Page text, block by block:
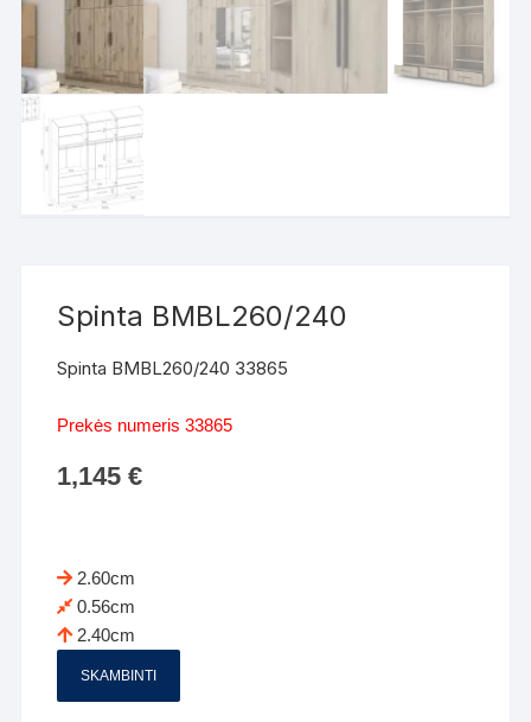
Spinta BMBL260/240
Spinta BMBL260/240 33865
Prekės numeris 33865
1,145€
2.60cm
0.56cm
2.40cm
SKAMBINTI